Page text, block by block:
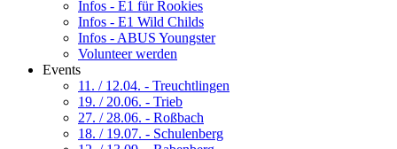
Infos - E1 für Rookies
Infos - E1 Wild Childs
Infos - ABUS Youngster
Volunteer werden
Events
11. / 12.04. - Treuchtlingen
19. / 20.06. - Trieb
27. / 28.06. - Roßbach
18. / 19.07. - Schulenberg